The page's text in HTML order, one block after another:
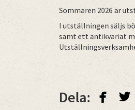
Sommaren 2026 är
I utställningen säljs
samt ett antikvariat
Dela: facebook twitterbird